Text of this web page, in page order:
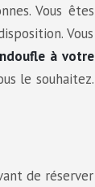
Vous êtes
Vous
à votre
le souhaitez.
de réserver